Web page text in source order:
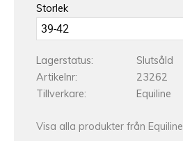
Storlek
Lagerstatus
Slutsåld
Artikelnr
23262
Tillverkare
Equiline
Visa alla produkter från Equiline